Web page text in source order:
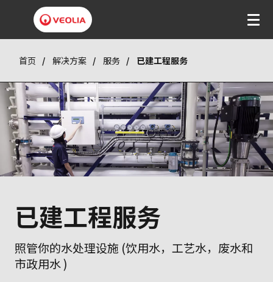
首页 解决方案 服务 已建工程服务
已建工程服务
照管你的水处理设施 (饮用水，工艺水，废水和
市政用水 )